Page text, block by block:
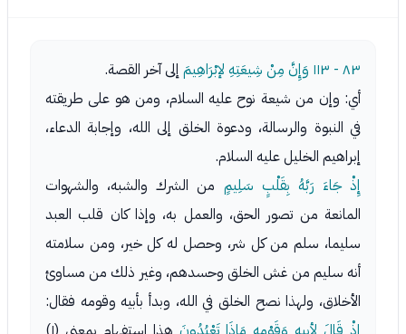
٨٣ - ١١٣ وَإِنَّ مِنْ شِيعَتِهِ لإبْرَاهِيمَ إلى آخر القصة.
أي: وإن من شيعة نوح عليه السلام، ومن هو على طريقته
في النبوة والرسالة، ودعوة الخلق إلى الله، وإجابة الدعاء،
إبراهيم الخليل عليه السلام.
إِذْ جَاءَ رَبَّهُ بِقَلْبٍ سَلِيمٍ من الشرك والشبه، والشهوات
المانعة من تصور الحق، والعمل به، وإذا كان قلب العبد
سليما، سلم من كل شر، وحصل له كل خير، ومن سلامته
أنه سليم من غش الخلق وحسدهم، وغير ذلك من مساوئ
الأخلاق، ولهذا نصح الخلق في الله، وبدأ بأبيه وقومه فقال: